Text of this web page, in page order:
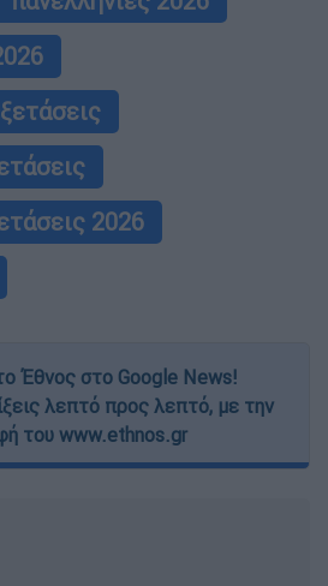
2026
Έθνος στο Google News!
λεπτό προς λεπτό, με την
του www.ethnos.gr